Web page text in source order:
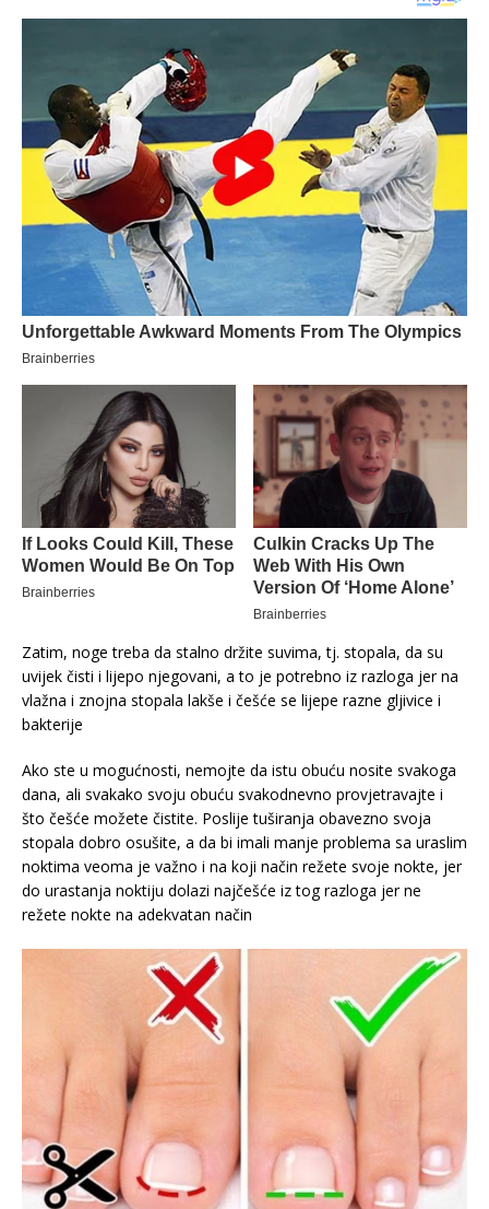
Zatim, noge treba da stalno držite suvima, tj. stopala, da su
uvijek čisti i lijepo njegovani, a to je potrebno iz razloga jer na
vlažna i znojna stopala lakše i češće se lijepe razne gljivice i
bakterije
Ako ste u mogućnosti, nemojte da istu obuću nosite svakoga
dana, ali svakako svoju obuću svakodnevno provjetravajte i
što češće možete čistite. Poslije tuširanja obavezno svoja
stopala dobro osušite, a da bi imali manje problema sa uraslim
noktima veoma je važno i na koji način režete svoje nokte, jer
do urastanja noktiju dolazi najčešće iz tog razloga jer ne
režete nokte na adekvatan način